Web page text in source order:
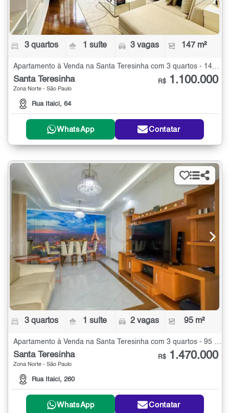
3 quartos 1 suíte 3 vagas 147 m²
Apartamento à Venda na Santa Teresinha com 3 quartos - 147 m²
Santa Teresinha
Zona Norte - São Paulo
Rua Itaici, 64
R$ 1.100.000
WhatsApp Contatar
3 quartos 1 suíte 2 vagas 95 m²
Apartamento à Venda na Santa Teresinha com 3 quartos - 95 m²
Santa Teresinha
Zona Norte - São Paulo
Rua Itaici, 260
R$ 1.470.000
WhatsApp Contatar